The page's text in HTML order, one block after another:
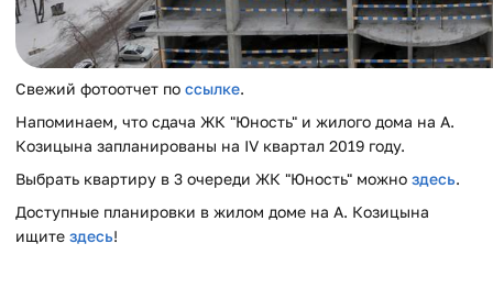
Свежий фотоотчет по ссылке.
Напоминаем, что сдача ЖК "Юность" и жилого дома на А.
Козицына запланированы на IV квартал 2019 году.
Выбрать квартиру в 3 очереди ЖК "Юность" можно здесь.
Доступные планировки в жилом доме на А. Козицына
ищите здесь!